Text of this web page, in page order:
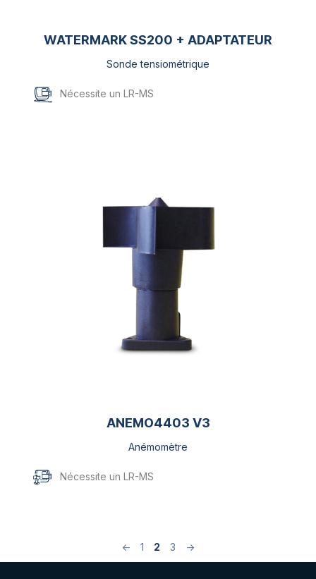
WATERMARK SS200 + ADAPTATEUR
Sonde tensiométrique
Nécessite un LR-MS
ANEMO4403 V3
Anémomètre
Nécessite un LR-MS
← 1 2 3 →